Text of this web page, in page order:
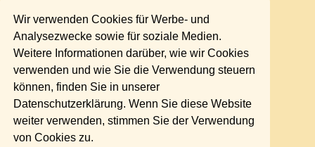
Wir verwenden Cookies für Werbe- und
Analysezwecke sowie für soziale Medien.
Weitere Informationen darüber, wie wir Cookies
verwenden und wie Sie die Verwendung steuern
können, finden Sie in unserer
Datenschutzerklärung. Wenn Sie diese Website
weiter verwenden, stimmen Sie der Verwendung
von Cookies zu.
Lichtenberg
Marzahn
Neukölln
Pankow
Reinickendorf
Schöneberg
Spandau
Steglitz
Tempelhof